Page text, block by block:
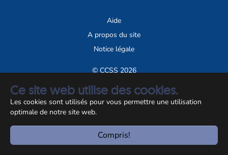
Ce site web utilise des cookies.
Les cookies sont utilisés pour vous permettre une utilisation
optimale de notre site web.
Compris!
Aide
A propos du site
Notice légale
© CCSS 2026